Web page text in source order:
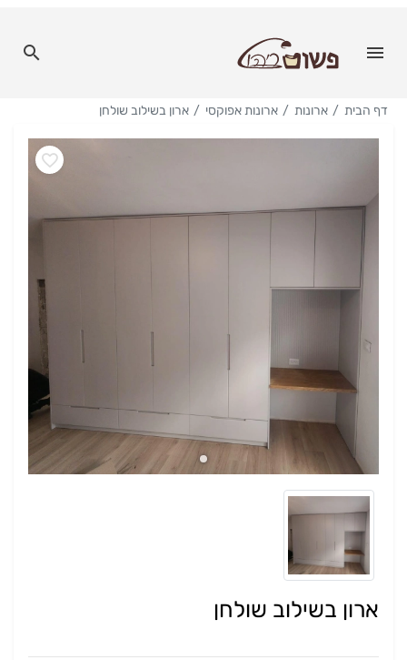
דף הבית ארונות ארונות אפוקסי ארון בשילוב שולחן
ארון בשילוב שולחן